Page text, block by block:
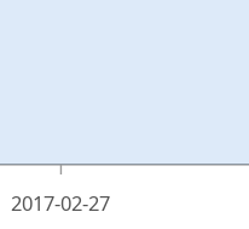
2017-02-27